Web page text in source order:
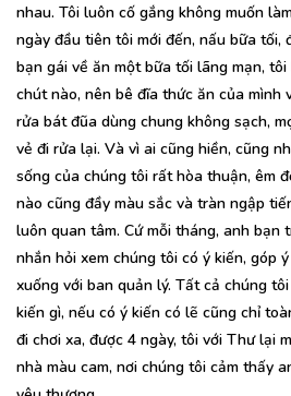
nhau. Tôi luôn cố gắng không muốn
ngày đầu tiên tôi mới đến, nấu bữa tối,
bạn gái về ăn một bữa tối lãng mạn,
chút nào, nên bê đĩa thức ăn của mình
rửa bát đũa dùng chung không sạch,
vẻ đi rửa lại. Và vì ai cũng hiền, cũng
sống của chúng tôi rất hòa thuận, êm
nào cũng đầy màu sắc và tràn ngập
luôn quan tâm. Cứ mỗi tháng, anh
nhắn hỏi xem chúng tôi có ý kiến, góp
xuống với ban quản lý. Tất cả chúng
kiến gì, nếu có ý kiến có lẽ cũng chỉ
đi chơi xa, được 4 ngày, tôi với Thư lại
nhà màu cam, nơi chúng tôi cảm thấy